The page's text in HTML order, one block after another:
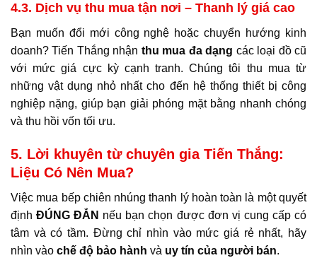
4.3. Dịch vụ thu mua tận nơi – Thanh lý giá cao
Bạn muốn đổi mới công nghệ hoặc chuyển hướng kinh
doanh? Tiến Thắng nhận thu mua đa dạng các loại đồ cũ
với mức giá cực kỳ cạnh tranh. Chúng tôi thu mua từ
những vật dụng nhỏ nhất cho đến hệ thống thiết bị công
nghiệp nặng, giúp bạn giải phóng mặt bằng nhanh chóng
và thu hồi vốn tối ưu.
5. Lời khuyên từ chuyên gia Tiến Thắng:
Liệu Có Nên Mua?
Việc mua bếp chiên nhúng thanh lý hoàn toàn là một quyết
địnhĐÚNG ĐẮN nếu bạn chọn được đơn vị cung cấp có
tâm và có tầm. Đừng chỉ nhìn vào mức giá rẻ nhất, hãy
nhìn vào chế độ bảo hành và uy tín của người bán.